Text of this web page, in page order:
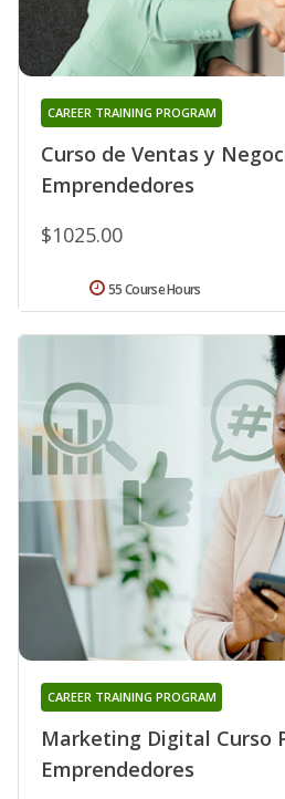
Curso de Ventas y
Emprendedores
CAREER TRAINING PROGRAM
$1025.00
55 Course Hours
Marketing Digital Curso
Emprendedores
CAREER TRAINING PROGRAM